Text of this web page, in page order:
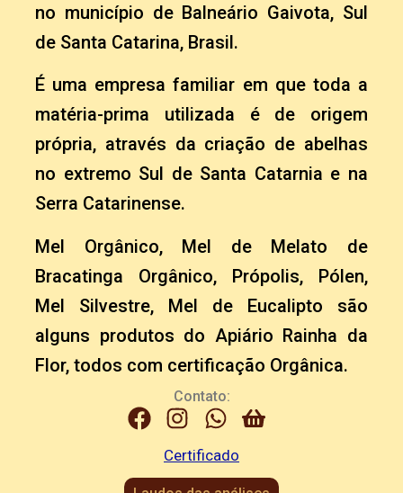
no município de Balneário Gaivota, Sul
de Santa Catarina, Brasil.
É uma empresa familiar em que toda a
matéria-prima utilizada é de origem
própria, através da criação de abelhas
no extremo Sul de Santa Catarnia e na
Serra Catarinense.
Mel Orgânico, Mel de Melato de
Bracatinga Orgânico, Própolis, Pólen,
Mel Silvestre, Mel de Eucalipto são
alguns produtos do Apiário Rainha da
Flor, todos com certificação Orgânica.
Contato:
Certificado